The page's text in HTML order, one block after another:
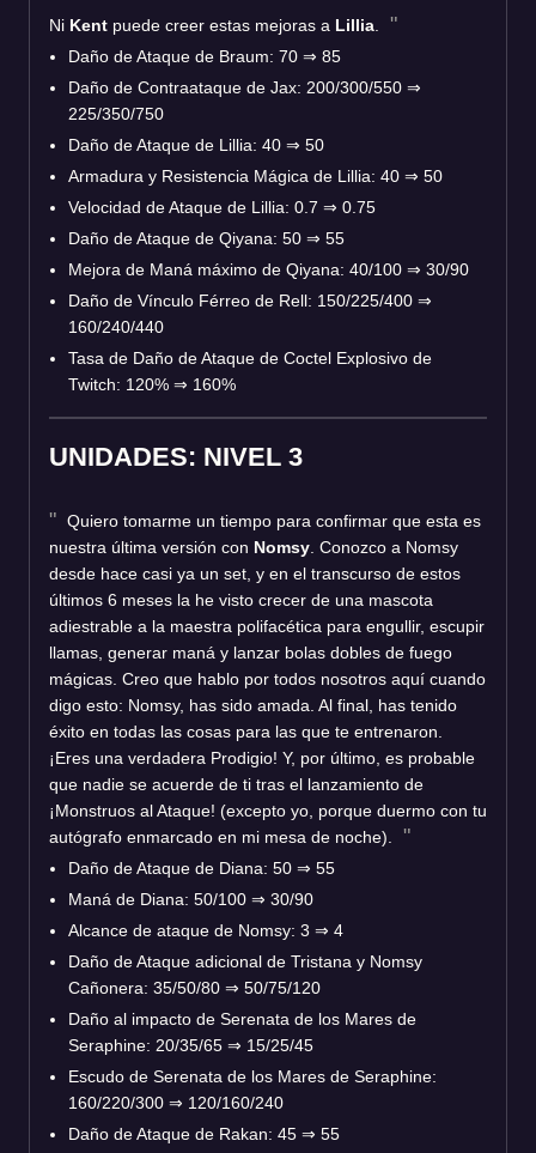
Ni Kent puede creer estas mejoras a Lillia
Daño de Ataque de Braum: 70 ⇒ 85
Daño de Contraataque de Jax: 200/300/550 ⇒
225/350/750
Daño de Ataque de Lillia: 40 ⇒ 50
Armadura y Resistencia Mágica de Lillia: 40 ⇒ 50
Velocidad de Ataque de Lillia: 0.7 ⇒ 0.75
Daño de Ataque de Qiyana: 50 ⇒ 55
Mejora de Maná máximo de Qiyana: 40/100 ⇒ 30/90
Daño de Vínculo Férreo de Rell: 150/225/400 ⇒
160/240/440
Tasa de Daño de Ataque de Coctel Explosivo de
Twitch: 120% ⇒ 160%
UNIDADES: NIVEL 3
Quiero tomarme un tiempo para confirmar que esta es
nuestra última versión con Nomsy . Conozco a Nomsy
desde hace casi ya un set, y en el transcurso de estos
últimos 6 meses la he visto crecer de una mascota
adiestrable a la maestra polifacética para engullir, escupir
llamas, generar maná y lanzar bolas dobles de fuego
mágicas. Creo que hablo por todos nosotros aquí cuando
digo esto: Nomsy, has sido amada. Al final, has tenido
éxito en todas las cosas para las que te entrenaron.
¡Eres una verdadera Prodigio! Y, por último, es probable
que nadie se acuerde de ti tras el lanzamiento de
¡Monstruos al Ataque! (excepto yo, porque duermo con tu
autógrafo enmarcado en mi mesa de noche).
Daño de Ataque de Diana: 50 ⇒ 55
Maná de Diana: 50/100 ⇒ 30/90
Alcance de ataque de Nomsy: 3 ⇒ 4
Daño de Ataque adicional de Tristana y Nomsy
Cañonera: 35/50/80 ⇒ 50/75/120
Daño al impacto de Serenata de los Mares de
Seraphine: 20/35/65 ⇒ 15/25/45
Escudo de Serenata de los Mares de Seraphine:
160/220/300 ⇒ 120/160/240
Daño de Ataque de Rakan: 45 ⇒ 55